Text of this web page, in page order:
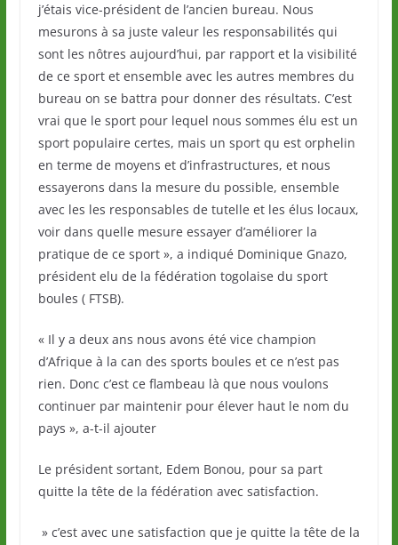
j’étais vice-président de l’ancien bureau. Nous
mesurons à sa juste valeur les responsabilités qui
sont les nôtres aujourd’hui, par rapport et la visibilité
de ce sport et ensemble avec les autres membres du
bureau on se battra pour donner des résultats. C’est
vrai que le sport pour lequel nous sommes élu est un
sport populaire certes, mais un sport qu est orphelin
en terme de moyens et d’infrastructures, et nous
essayerons dans la mesure du possible, ensemble
avec les les responsables de tutelle et les élus locaux,
voir dans quelle mesure essayer d’améliorer la
pratique de ce sport », a indiqué Dominique Gnazo,
président elu de la fédération togolaise du sport
boules ( FTSB).
« Il y a deux ans nous avons été vice champion
d’Afrique à la can des sports boules et ce n’est pas
rien. Donc c’est ce flambeau là que nous voulons
continuer par maintenir pour élever haut le nom du
pays », a-t-il ajouter
Le président sortant, Edem Bonou, pour sa part
quitte la tête de la fédération avec satisfaction.
» c’est avec une satisfaction que je quitte la tête de la